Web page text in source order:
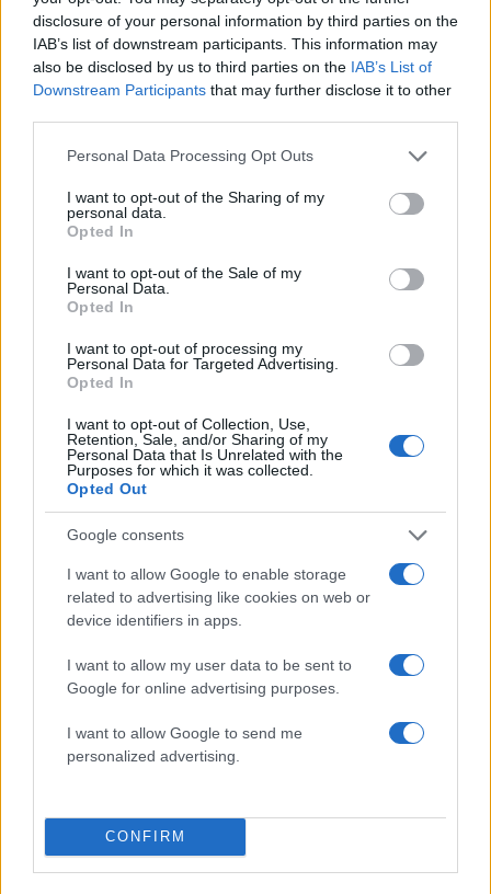
disclosure of your personal information by third parties on the
IAB’s list of downstream participants. This information may
also be disclosed by us to third parties on the IAB’s List of
Downstream Participants that may further disclose it to other
Please note that this website/app uses one or more Google
not limited to your visit or usage behaviour. You may click to
grant or deny consent to Google and its third-party tags to
use your data for below specified purposes in below Google
consent section.
Personal Data Processing Opt Outs
I want to opt-out of the Sharing of my
personal data.
Opted In
I want to opt-out of the Sale of my
Personal Data.
Opted In
I want to opt-out of processing my
Personal Data for Targeted Advertising.
Opted In
I want to opt-out of Collection, Use,
Retention, Sale, and/or Sharing of my
Personal Data that Is Unrelated with the
Purposes for which it was collected.
Opted Out
Google consents
I want to allow Google to enable storage
related to advertising like cookies on web or
device identifiers in apps.
I want to allow my user data to be sent to
Google for online advertising purposes.
I want to allow Google to send me
personalized advertising.
CONFIRM
Σχολίασε εδώ
Όροι Χρήσης. Το site προστατεύεται από reCAPTCHA, ισχύουν
Πολιτική Απορρήτου&Όροι Χρήσηςτης Google.
ΑΕΡΟΣΥΝΟΔΟΣ
ΑΜΣΤΕΡΝΤΑΜ
ΧΑΝΤΑΪΟΣ
ενημερωθείτε πρώτοι για όλη την ειδησεογραφία και τα
τελευταία νέα της ημέρας
Πιο δημοφιλή
«Ελπίδα για τη Δημοκρατία»
2Συγκίνηση στο τελευταίο αντίο στον Λάκη
Χαλκιά: Με την «Φάμπρικα», λαούτο και